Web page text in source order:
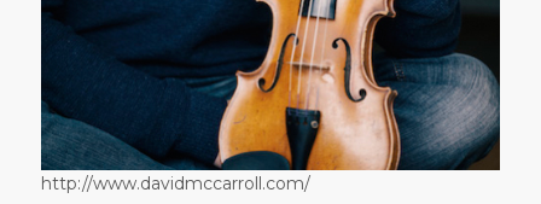
http://www.davidmccarroll.com/